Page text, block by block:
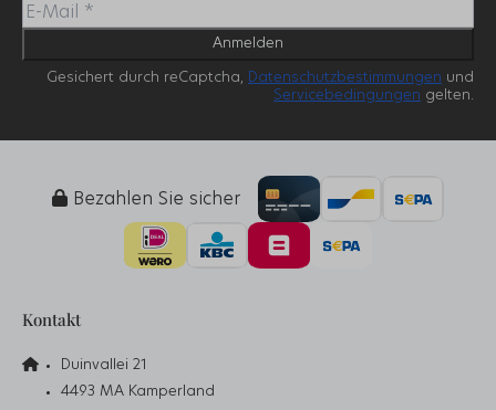
Anmelden
Gesichert durch reCaptcha, Datenschutzbestimmungen und
Servicebedingungen gelten.
Bezahlen Sie sicher
Kontakt
Duinvallei 21
4493 MA Kamperland